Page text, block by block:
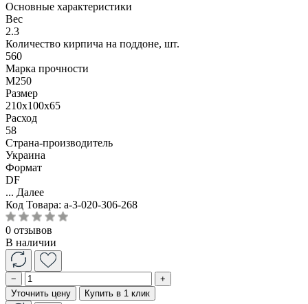
Основные характеристики
Вес
2.3
Количество кирпича на поддоне, шт.
560
Марка прочности
М250
Размер
210x100x65
Расход
58
Страна-производитель
Украина
Формат
DF
... Далее
Код Товара: a-3-020-306-268
0 отзывов
В наличии
−
+
Уточнить цену
Купить в 1 клик